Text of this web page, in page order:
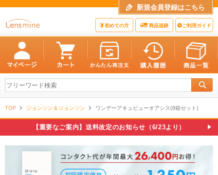
新規会員登録はこちら
初めての方 商品追跡 ご利用ガイド
TOP ジョンソン＆ジョンソン ワンデーアキュビューオアシス(8箱セット)
【重要なご案内】送料改定のお知らせ（6/23より）